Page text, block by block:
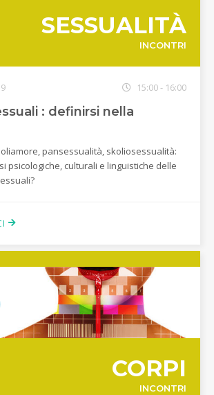
SESSUALITÀ
INCONTRI
15:00 - 16:00
: definirsi nella
pansessualità, skoliosessualità:
psicologiche, culturali e linguistiche delle
CORPI
INCONTRI